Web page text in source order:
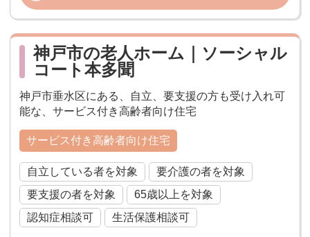
神戸市の老人ホーム｜ソーシャル
コート本多聞
神戸市垂水区にある、自立、要支援の方も受け入れ可
能な、サービス付き高齢者向け住宅
サービス付き高齢者向け住宅
自立している者を対象
要介護の者を対象
要支援の者を対象
65歳以上を対象
認知症相談可
生活保護相談可